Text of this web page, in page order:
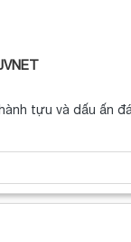
tựu và dấu ấn